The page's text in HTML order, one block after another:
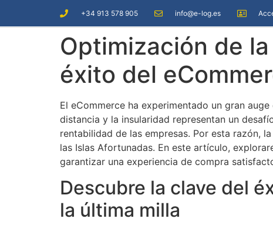
+34 913 578 905 info@e-log.es
Optimización de
éxito del
El eCommerce ha experimentado un gran
distancia y la insularidad representan un
rentabilidad de las empresas. Por esta razón,
las Islas Afortunadas. En este artículo,
garantizar una experiencia de compra
Descubre la clave del
la última milla